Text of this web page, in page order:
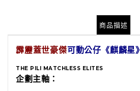
商品描述
霹靂蓋世豪傑可動公仔《麒麟星》
THE PILI MATCHLESS ELITES
企劃主軸：